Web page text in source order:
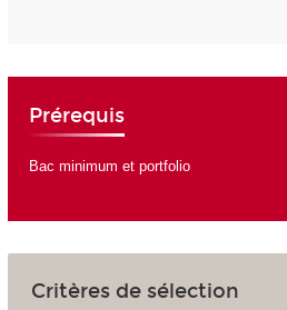
Prérequis
Bac minimum et portfolio
Critères de sélection